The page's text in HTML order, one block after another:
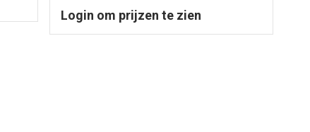
Login om prijzen te zien